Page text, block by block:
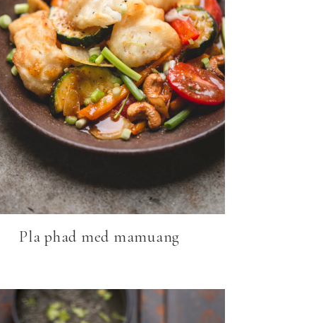
Pla phad med mamuang